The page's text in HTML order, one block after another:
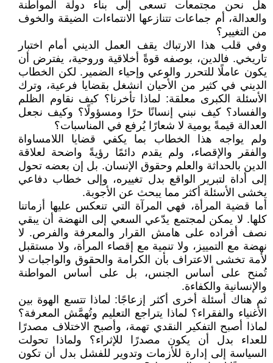
هل نحن مجتمعات تسعى إلى بناء دولة المواطنة
والعدالة، أم جماعات تتنازعها الانتماءات الضيقة والخوف
من التغيير؟
وفي قلب هذا الارتباك يقف العمل الديني أمام اختبار
تاريخي. فالدين، بوصفه قوةً أخلاقية وروحية، يفترض أن
يكون عاملًا للتحرر والوعي وإحياء الضمير. لكن الخطاب
الديني في كثير من الأحيان انشغل بقضايا فرعية، وترك
الأسئلة الكبرى معلقة: لماذا تأخرنا؟ كيف نقاوم الظلم
والفساد؟ كيف نبني إنسانًا حرًا ومسؤولًا؟ وكيف نجعل
العدالة قيمةً يومية لا شعارًا يُرفع في المناسبات؟
ولم يواجه هذا الخطاب بما يكفي قضايا اللامساواة
والفقر والإقصاء، ولم يقدم دائمًا رؤيةً واضحة لعلاقة
الدين بالحداثة والعلم وحقوق الإنسان. بل إن بعضه تحول
إلى أداة لتبرير الواقع بدل تغييره، وإلى خطاب دفاعي
يخشى الأسئلة أكثر مما يبحث عن الأجوبة.
أما قضية المرأة، فهي المرآة التي تنعكس عليها أزماتنا
كلها. لا يمكن لمجتمع يدّعي السعي إلى النهضة أن يبقي
نصف أفراده على هامش القرار والمعرفة والفرص. لا
نهضة مع التمييز، ولا تنمية مع إقصاء المرأة، ولا مستقبل
لأمة تخشى الاعتراف بأن الكرامة والحقوق والواجبات لا
تُمنح على أساس الجنس، بل على أساس المواطنة
والإنسانية والكفاءة.
ثم هناك أسئلة أخرى أكثر إزعاجًا: لماذا تتسع الهوة بين
الأغنياء والفقراء؟ لماذا يتراجع التعليم وتُهمَّش المعرفة؟
لماذا أصبح التفكير النقدي تهمة، وأصبح الاختلاف مصدرًا
للعداء بدل أن يكون مصدرًا للإثراء؟ ولماذا تحولت
السياسة إلى إدارة للأزمات وتدوير للفشل بدل أن تكون